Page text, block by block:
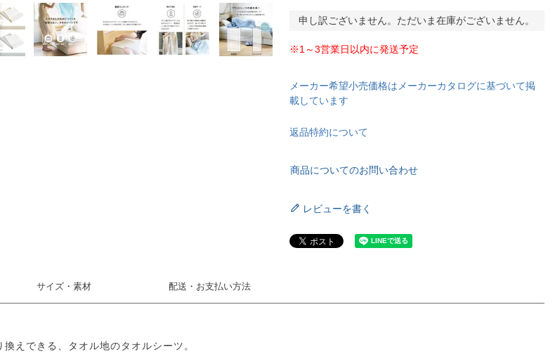
申し訳ございません。ただいま在庫がございません。
※1～3営業日以内に発送予定
メーカー希望小売価格はメーカーカタログに基づいて掲
載しています
返品特約について
商品についてのお問い合わせ
レビューを書く
サイズ・素材 配送・お支払い方法
えできる、タオル地のタオルシーツ。